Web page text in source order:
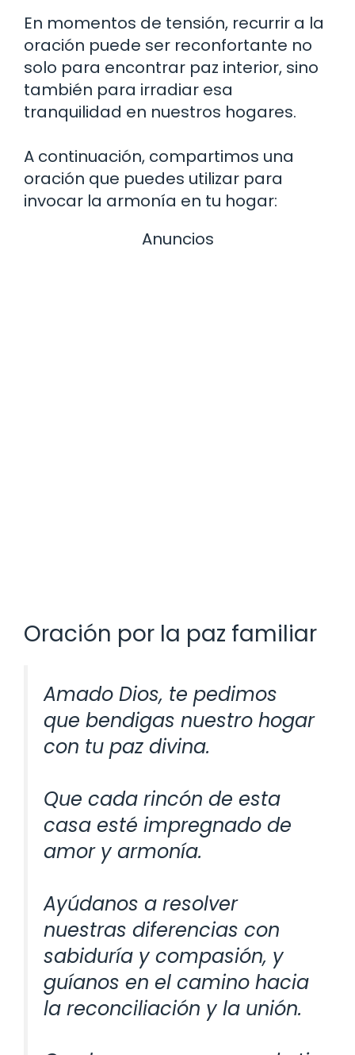
En momentos de tensión, recurrir a la
oración puede ser reconfortante no
solo para encontrar paz interior, sino
también para irradiar esa
tranquilidad en nuestros hogares.
A continuación, compartimos una
oración que puedes utilizar para
invocar la armonía en tu hogar:
Anuncios
Oración por la paz familiar
Amado Dios, te pedimos
que bendigas nuestro hogar
con tu paz divina.
Que cada rincón de esta
casa esté impregnado de
amor y armonía.
Ayúdanos a resolver
nuestras diferencias con
sabiduría y compasión, y
guíanos en el camino hacia
la reconciliación y la unión.